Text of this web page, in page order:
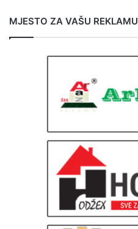
MJESTO ZA VAŠU REKLAMU